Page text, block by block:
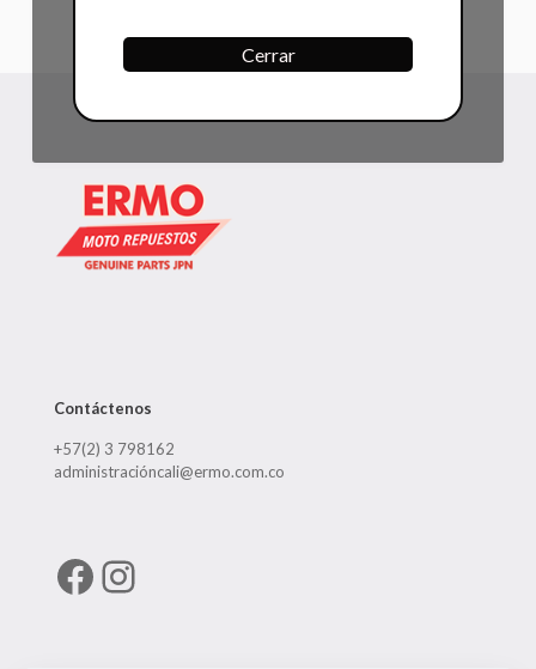
Contáctenos
+57(2) 3 798162
administracióncali@ermo.com.co
Facebook
Instagram
Cerrar